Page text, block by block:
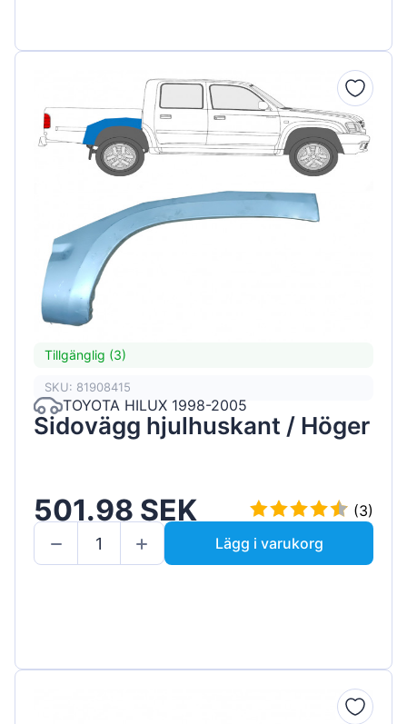
Tillgänglig (3)
SKU: 81908415
TOYOTA HILUX 1998-2005
Sidovägg hjulhuskant / Höger
501.98 SEK
(3)
Lägg i varukorg